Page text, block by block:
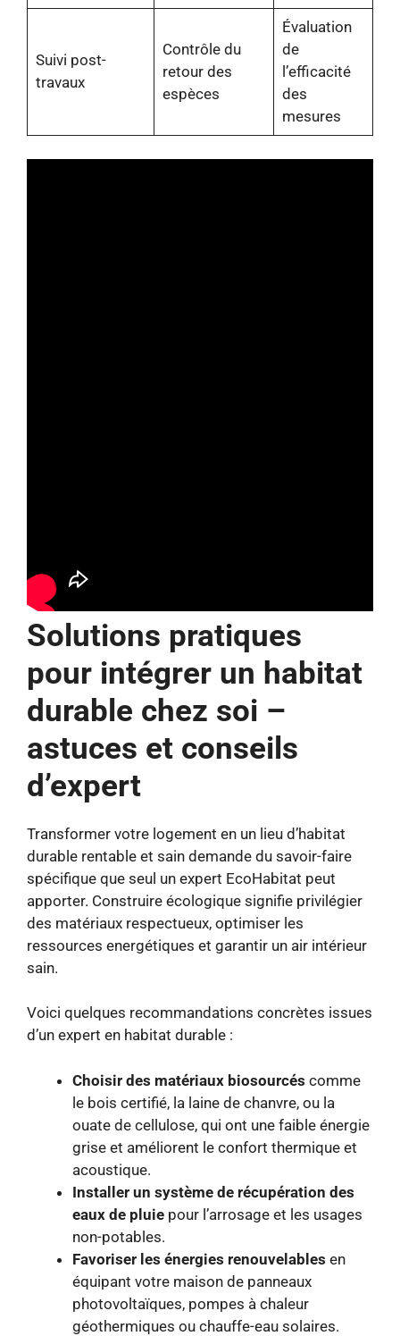
Suivi post-
travaux
Contrôle du
retour des
espèces
Évaluation
de
l’efficacité
des
mesures
Solutions pratiques
pour intégrer un habitat
durable chez soi –
astuces et conseils
d’expert
Transformer votre logement en un lieu d’habitat
durable rentable et sain demande du savoir-faire
spécifique que seul un expert EcoHabitat peut
apporter. Construire écologique signifie privilégier
des matériaux respectueux, optimiser les
ressources energétiques et garantir un air intérieur
sain.
Voici quelques recommandations concrètes issues
d’un expert en habitat durable :
Choisir des matériaux biosourcés comme
le bois certifié, la laine de chanvre, ou la
ouate de cellulose, qui ont une faible énergie
grise et améliorent le confort thermique et
acoustique.
Installer un système de récupération des
eaux de pluie pour l’arrosage et les usages
non-potables.
Favoriser les énergies renouvelables en
équipant votre maison de panneaux
photovoltaïques, pompes à chaleur
géothermiques ou chauffe-eau solaires.